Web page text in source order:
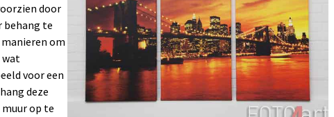
door
behang te
om
wat
voor een
deze
op te